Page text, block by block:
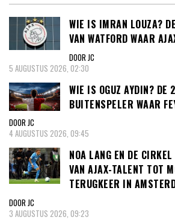
WIE IS IMRAN LOUZA?
VAN WATFORD WAAR
DOOR JC
5 AUGUSTUS 2026, 02:30
WIE IS OGUZ AYDIN? DE
BUITENSPELER WAAR
DOOR JC
4 AUGUSTUS 2026, 09:45
NOA LANG EN DE
VAN AJAX-TALENT TOT
TERUGKEER IN
DOOR JC
3 AUGUSTUS 2026, 09:23